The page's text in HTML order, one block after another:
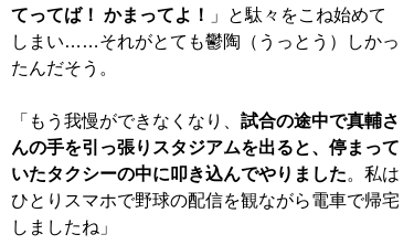
てってば！ かまってよ！
」と駄々をこね始めて
しまい……それがとても鬱陶（うっとう）しかっ
たんだそう。
「もう我慢ができなくなり、 試合の途中で真輔さ
んの手を引っ張りスタジアムを出ると、停まって
いたタクシーの中に叩き込んでやりました。私は
ひとりスマホで野球の配信を観ながら電車で帰宅
しましたね」